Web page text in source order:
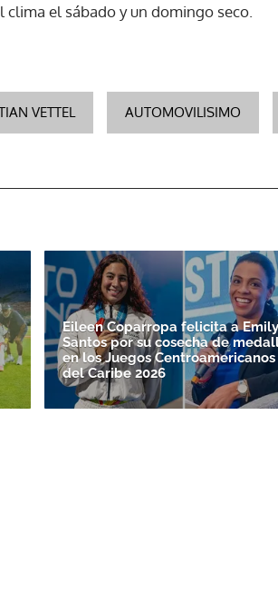
el sábado y un domingo seco.
VETTEL AUTOMOVILISIMO
Eileen Coparropa felicita a Emily
Santos por su cosecha de
en los Juegos Centroamericanos
del Caribe 2026